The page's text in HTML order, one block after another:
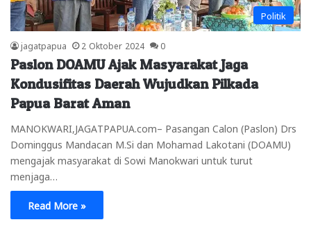
Politik
jagatpapua 2 Oktober 2024 0
Paslon DOAMU Ajak Masyarakat Jaga
Kondusifitas Daerah Wujudkan Pilkada
Papua Barat Aman
MANOKWARI,JAGATPAPUA.com– Pasangan Calon (Paslon) Drs
Dominggus Mandacan M.Si dan Mohamad Lakotani (DOAMU)
mengajak masyarakat di Sowi Manokwari untuk turut
menjaga…
Read More »